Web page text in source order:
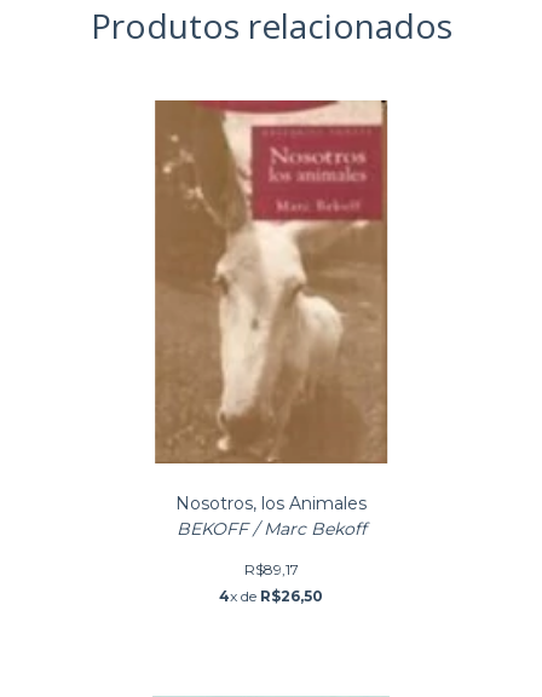
Produtos relacionados
Nosotros, los Animales
BEKOFF / Marc Bekoff
R$89,17
4x de R$26,50